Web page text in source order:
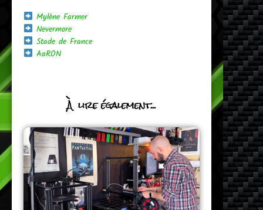
Mylène Farmer
Nevermore
Stade de France
AaRON
À lire également...